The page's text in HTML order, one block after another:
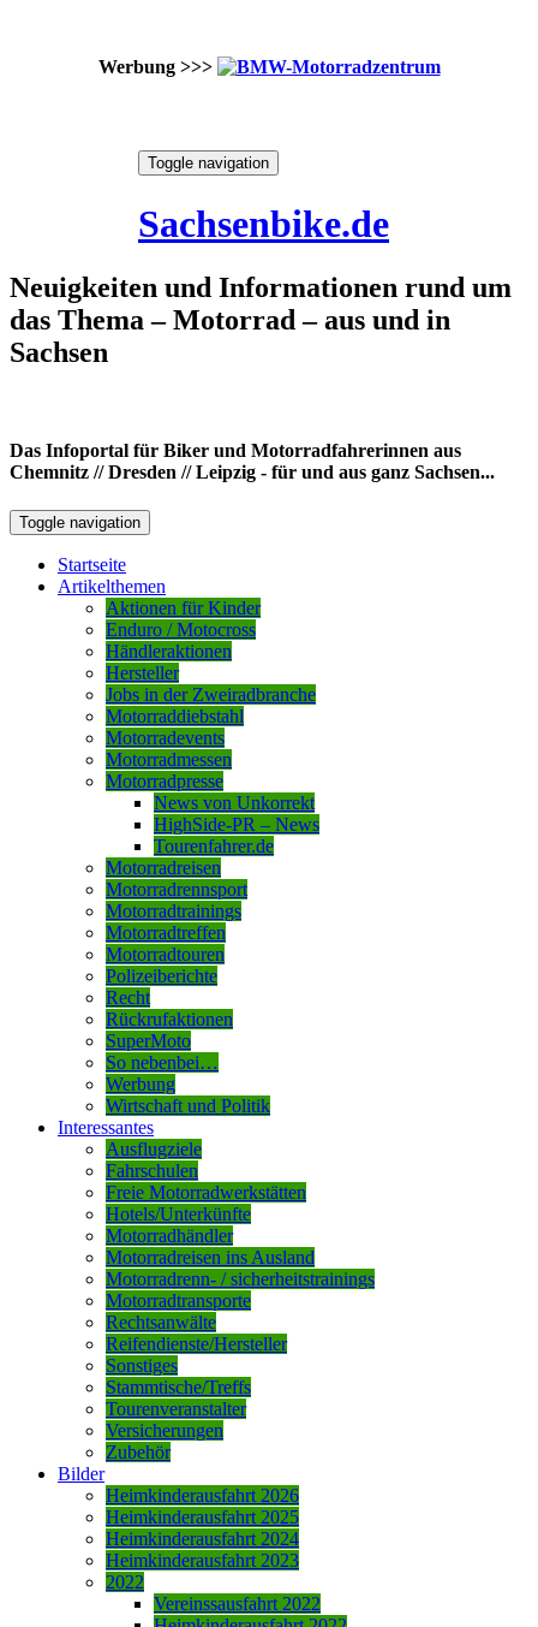
Werbung >>>
Toggle navigation
Sachsenbike.de
Neuigkeiten und Informationen rund um
das Thema – Motorrad – aus und in
Sachsen
Das Infoportal für Biker und Motorradfahrerinnen aus
Chemnitz // Dresden // Leipzig - für und aus ganz Sachsen...
Toggle navigation
Startseite
Artikelthemen
Aktionen für Kinder
Enduro / Motocross
Händleraktionen
Hersteller
Jobs in der Zweiradbranche
Motorraddiebstahl
Motorradevents
Motorradmessen
Motorradpresse
News von Unkorrekt
HighSide-PR – News
Tourenfahrer.de
Motorradreisen
Motorradrennsport
Motorradtrainings
Motorradtreffen
Motorradtouren
Polizeiberichte
Recht
Rückrufaktionen
SuperMoto
So nebenbei…
Werbung
Wirtschaft und Politik
Interessantes
Ausflugziele
Fahrschulen
Freie Motorradwerkstätten
Hotels/Unterkünfte
Motorradhändler
Motorradreisen ins Ausland
Motorradrenn- / sicherheitstrainings
Motorradtransporte
Rechtsanwälte
Reifendienste/Hersteller
Sonstiges
Stammtische/Treffs
Tourenveranstalter
Versicherungen
Zubehör
Bilder
Heimkinderausfahrt 2026
Heimkinderausfahrt 2025
Heimkinderausfahrt 2024
Heimkinderausfahrt 2023
2022
Vereinssausfahrt 2022